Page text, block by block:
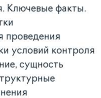
Ключевые факты.
проведения
условий контроля
сущность